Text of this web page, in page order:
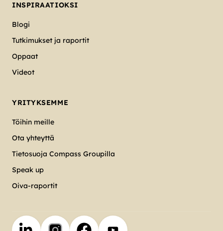
INSPIRAATIOKSI
Blogi
Tutkimukset ja raportit
Oppaat
Videot
YRITYKSEMME
Töihin meille
Ota yhteyttä
Tietosuoja Compass Groupilla
Speak up
Oiva-raportit